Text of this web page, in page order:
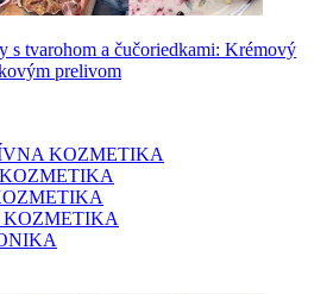
s tvarohom a čučoriedkami: Krémový
prelivom
KOZMETIKA